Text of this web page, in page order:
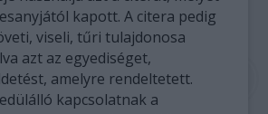
kapott. A citera pedig
viseli, tűri tulajdonosa
azt az egyediséget,
amelyre rendeltetett.
kapcsolatnak a